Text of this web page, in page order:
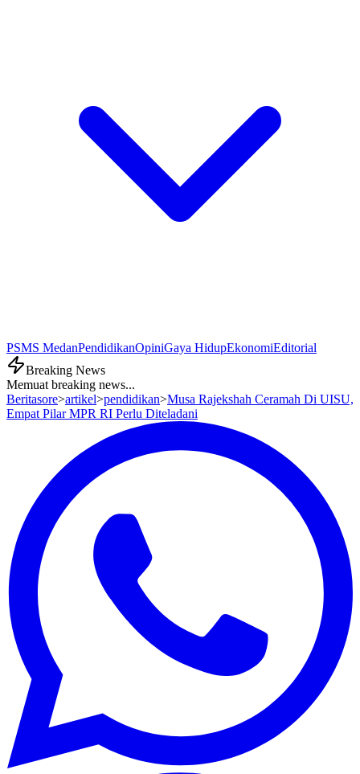
PSMS MedanPendidikanOpiniGaya HidupEkonomiEditorial
Breaking News
Memuat breaking news...
Beritasore>artikel>pendidikan>Musa Rajekshah Ceramah Di UISU,
Empat Pilar MPR RI Perlu Diteladani